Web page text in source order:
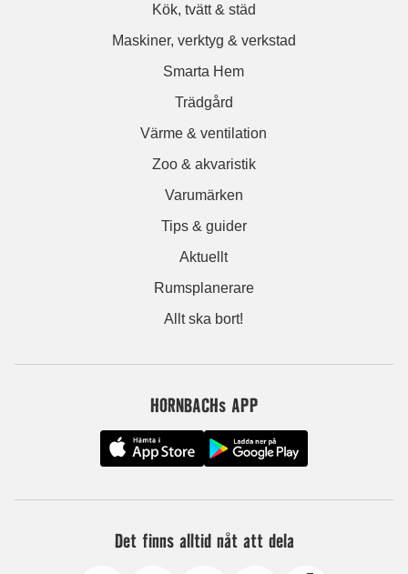
Kök, tvätt & städ
Maskiner, verktyg & verkstad
Smarta Hem
Trädgård
Värme & ventilation
Zoo & akvaristik
Varumärken
Tips & guider
Aktuellt
Rumsplanerare
Allt ska bort!
HORNBACHs APP
Det finns alltid nåt att dela